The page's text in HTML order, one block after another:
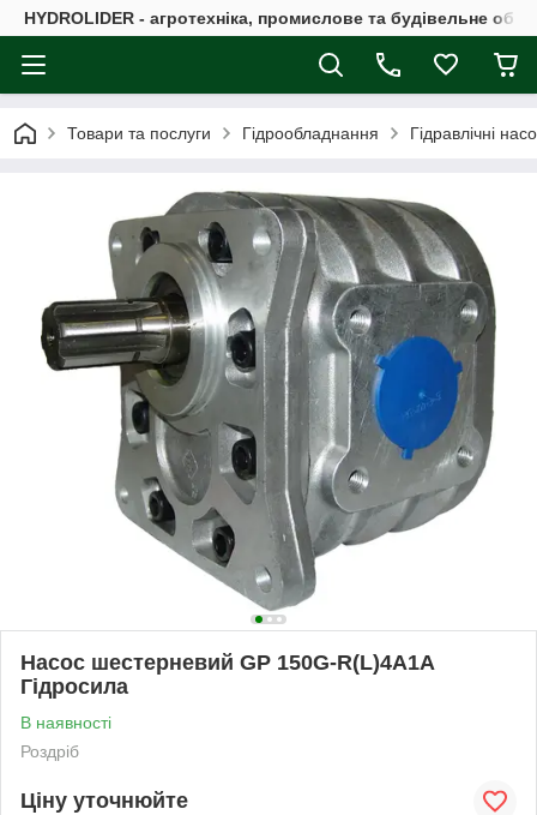
HYDROLIDER - агротехніка, промислове та будівельне
Товари та послуги Гідрообладнання Гідравлічні
Насос шестерневий GP 150G-R(L)4A1A
Гідросила
В наявності
Роздріб
Ціну уточнюйте